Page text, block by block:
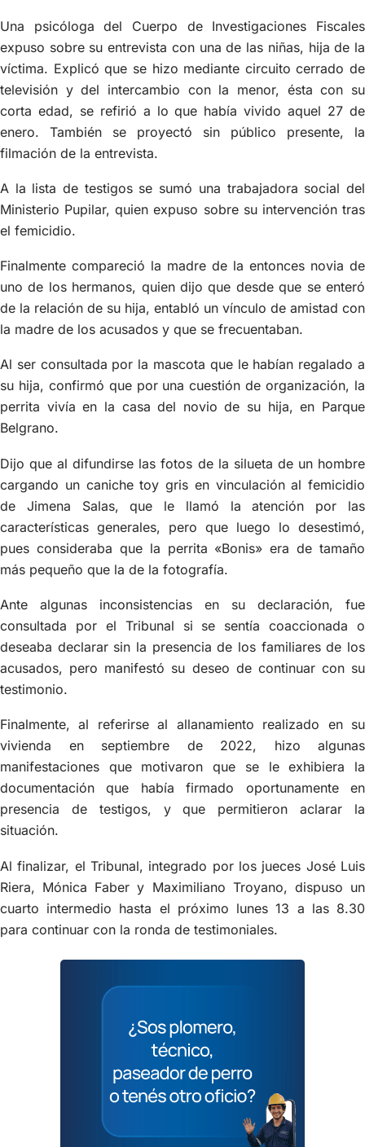
Una psicóloga del Cuerpo de Investigaciones Fiscales
expuso sobre su entrevista con una de las niñas, hija de la
víctima. Explicó que se hizo mediante circuito cerrado de
televisión y del intercambio con la menor, ésta con su
corta edad, se refirió a lo que había vivido aquel 27 de
enero. También se proyectó sin público presente, la
filmación de la entrevista.
A la lista de testigos se sumó una trabajadora social del
Ministerio Pupilar, quien expuso sobre su intervención tras
el femicidio.
Finalmente compareció la madre de la entonces novia de
uno de los hermanos, quien dijo que desde que se enteró
de la relación de su hija, entabló un vínculo de amistad con
la madre de los acusados y que se frecuentaban.
Al ser consultada por la mascota que le habían regalado a
su hija, confirmó que por una cuestión de organización, la
perrita vivía en la casa del novio de su hija, en Parque
Belgrano.
Dijo que al difundirse las fotos de la silueta de un hombre
cargando un caniche toy gris en vinculación al femicidio
de Jimena Salas, que le llamó la atención por las
características generales, pero que luego lo desestimó,
pues consideraba que la perrita «Bonis» era de tamaño
más pequeño que la de la fotografía.
Ante algunas inconsistencias en su declaración, fue
consultada por el Tribunal si se sentía coaccionada o
deseaba declarar sin la presencia de los familiares de los
acusados, pero manifestó su deseo de continuar con su
testimonio.
Finalmente, al referirse al allanamiento realizado en su
vivienda en septiembre de 2022, hizo algunas
manifestaciones que motivaron que se le exhibiera la
documentación que había firmado oportunamente en
presencia de testigos, y que permitieron aclarar la
situación.
Al finalizar, el Tribunal, integrado por los jueces José Luis
Riera, Mónica Faber y Maximiliano Troyano, dispuso un
cuarto intermedio hasta el próximo lunes 13 a las 8.30
para continuar con la ronda de testimoniales.